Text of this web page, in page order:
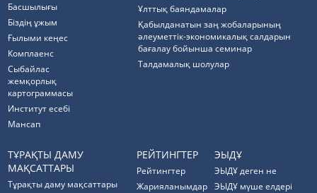
Басшылығы
Біздің ұжым
Ғылыми кеңес
Комплаенс
Cыбайлас
жемқорлық
картограммасы
Институт есебі
Мансап
Ұлттық баяндамалар
Қабылданатын заң жобаларының
әлеуметтік-экономикалық салдарын
бағалау бойынша семинар
Талдамалық шолулар
ТҰРАҚТЫ ДАМУ
МАҚСАТТАРЫ
Тұрақты даму мақсаттары
РЕЙТИНГТЕР
Рейтингтер
Жарияланымдар
ЭЫДҰ
ЭЫДҰ деген не
ЭЫДҰ мүше елдері